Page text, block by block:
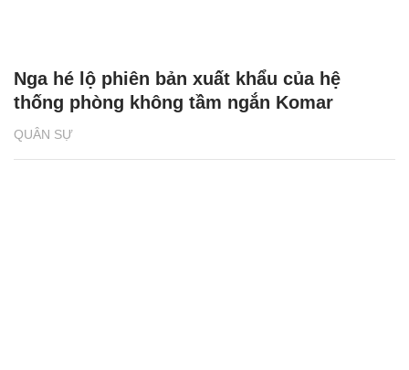
QUÂN SỰ
Nga hé lộ phiên bản xuất khẩu của hệ
thống phòng không tầm ngắn Komar